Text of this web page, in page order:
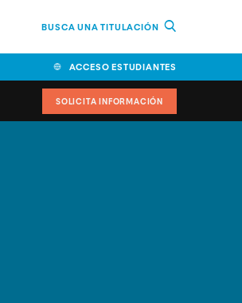
BUSCA UNA TITULACIÓN
ACCESO ESTUDIANTES
SOLICITA INFORMACIÓN